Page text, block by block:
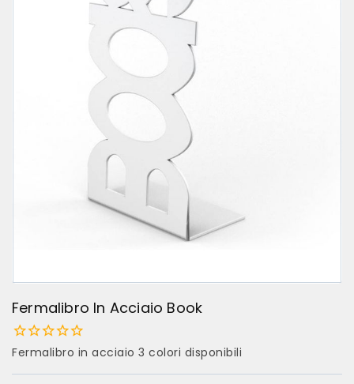
Fermalibro In Acciaio Book
Fermalibro in acciaio 3 colori disponibili